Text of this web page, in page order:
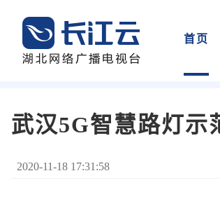
首页
武汉5G智慧路灯示
2020-11-18 17:31:58